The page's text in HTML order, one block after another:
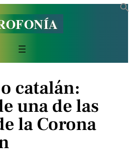
catalán:
una de las
la Corona